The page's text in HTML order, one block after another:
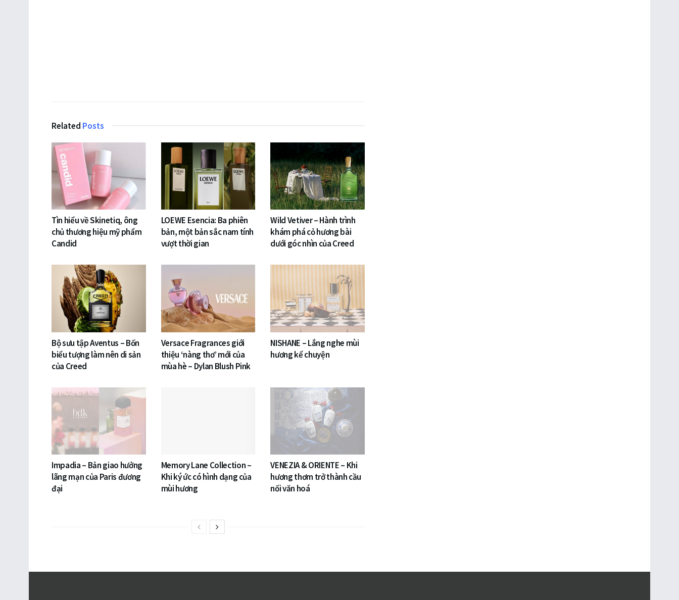
Related Posts
Tìn hiểu về Skinetiq, ông
chủ thương hiệu mỹ phẩm
Candid
LOEWE Esencia: Ba phiên
bản, một bản sắc nam tính
vượt thời gian
Wild Vetiver – Hành trình
khám phá cỏ hương bài
dưới góc nhìn của Creed
Bộ sưu tập Aventus – Bốn
biểu tượng làm nên di sản
của Creed
Versace Fragrances giới
thiệu ‘nàng thơ’ mới của
mùa hè – Dylan Blush Pink
NISHANE – Lắng nghe mùi
hương kể chuyện
Impadia – Bản giao hưởng
lãng mạn của Paris đương
đại
Memory Lane Collection –
Khi ký ức có hình dạng của
mùi hương
VENEZIA & ORIENTE – Khi
hương thơm trở thành cầu
nối văn hoá